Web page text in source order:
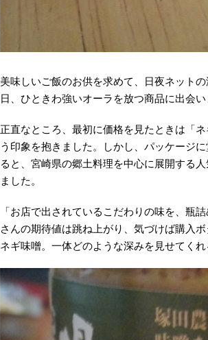
美味しいご飯のお供を求めて、日夜ネット
日、ひときわ強いオーラを放つ商品に出会
正直なところ、最初に価格を見たときは「
う印象を抱きました。しかし、パッケージ
ると、宮崎県の郷土料理を中心に展開する
ました。
「お店で出されているこだわりの味を、瓶
さんの期待値は跳ね上がり、気づけば購入
ネギ味噌。一体どのような深みを見せてく